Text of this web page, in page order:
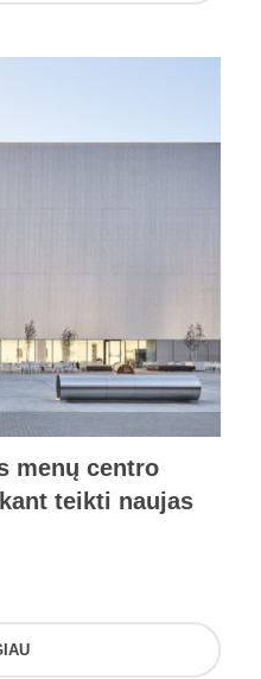
menų centro
teikti naujas